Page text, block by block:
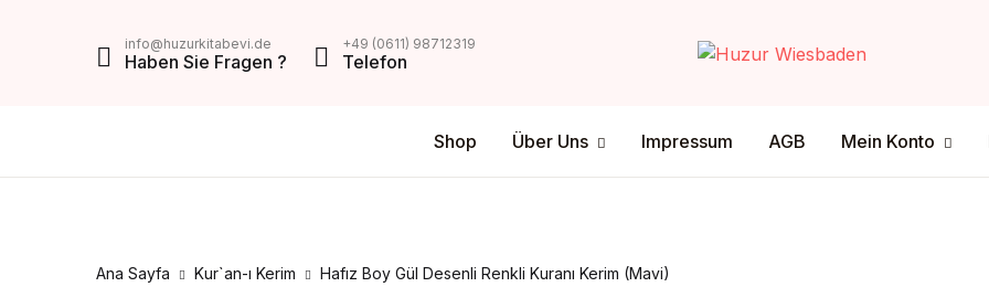
info@huzurkitabevi.de
Haben Sie Fragen ?
+49 (0611) 98712319
Telefon
Shop Über Uns Impressum AGB Mein Konto
Datenschutz
Versandmethode
Ana Sayfa Kur`an-ı Kerim Hafız Boy Gül Desenli Renkli Kuranı Kerim (Mavi)